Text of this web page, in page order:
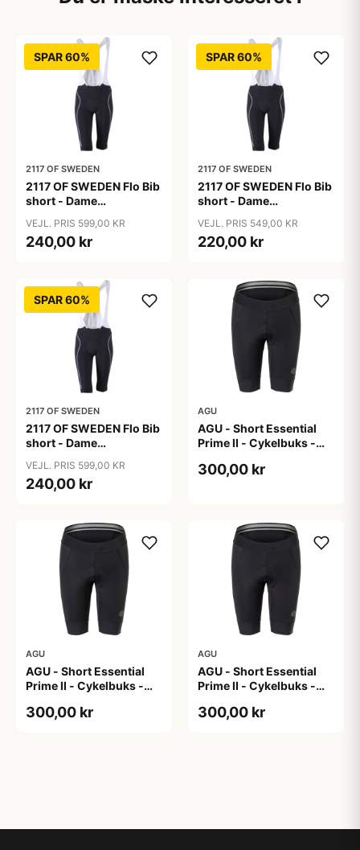
SPAR 60%
2117 OF SWEDEN
2117 OF SWEDEN Flo Bib
short - Dame
Sort - Str. 36
VEJL. PRIS 599,00 KR
240,00 kr
SPAR 60%
2117 OF SWEDEN
2117 OF SWEDEN Flo Bib
short - Dame
Sort - Str. 38
VEJL. PRIS 549,00 KR
220,00 kr
SPAR 60%
2117 OF SWEDEN
2117 OF SWEDEN Flo Bib
short - Dame
Sort - Str. 40
VEJL. PRIS 599,00 KR
240,00 kr
AGU
AGU - Short Essential
Prime II - Cykelbuks -
300,00 kr
AGU
AGU - Short Essential
Prime II - Cykelbuks -
300,00 kr
AGU
AGU - Short Essential
Prime II - Cykelbuks -
300,00 kr